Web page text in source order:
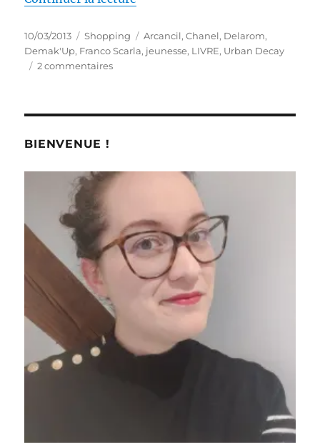
Publié
le
10/03/2013 Catégories
Shopping Étiquettes
Arcancil,Chanel, Delarom,
Demak'Up, Franco Scarla, jeunesse, LIVRE, Urban Decay
2 commentairessur
My
Little
BIENVENUE !